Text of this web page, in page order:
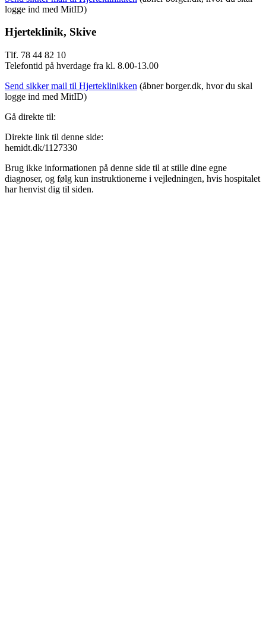
logge ind med MitID)
Hjerteklinik, Skive
Tlf. 78 44 82 10
Telefontid på hverdage fra kl. 8.00-13.00
Send sikker mail til Hjerteklinikken (åbner borger.dk, hvor du skal
logge ind med MitID)
Gå direkte til:
Direkte link til denne side:
hemidt.dk/1127330
Brug ikke informationen på denne side til at stille dine egne
diagnoser, og følg kun instruktionerne i vejledningen, hvis hospitalet
har henvist dig til siden.